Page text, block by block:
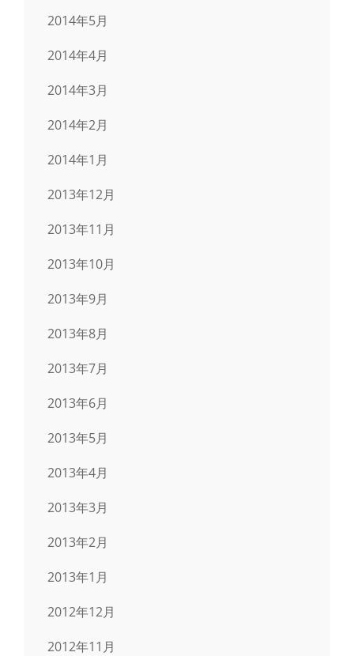
2014年5月
2014年4月
2014年3月
2014年2月
2014年1月
2013年12月
2013年11月
2013年10月
2013年9月
2013年8月
2013年7月
2013年6月
2013年5月
2013年4月
2013年3月
2013年2月
2013年1月
2012年12月
2012年11月